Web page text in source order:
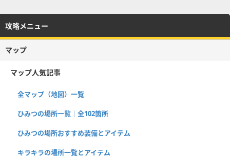
攻略メニュー
マップ
マップ人気記事
全マップ（地図）一覧
ひみつの場所一覧｜全102箇所
ひみつの場所おすすめ装備とアイテム
キラキラの場所一覧とアイテム